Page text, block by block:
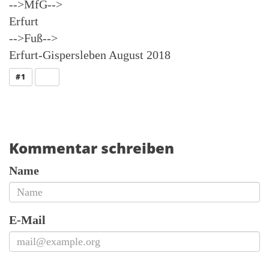
-->MfG-->
Erfurt
-->Fuß-->
Erfurt-Gispersleben August 2018
#1
Kommentar schreiben
Name
E-Mail